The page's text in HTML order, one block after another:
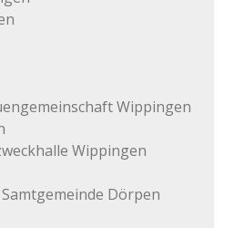
Wippingen
Wippingen
Dörpen